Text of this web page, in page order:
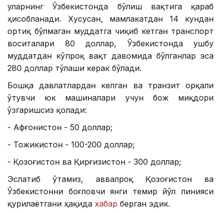
уларнинг Ўзбекистонда бўлиш вақтига қараб
ҳисобланади. Хусусан, мамлакатдан 14 кундан
ортиқ бўлмаган муддатга чиқиб кетган транспорт
воситалари 80 доллар, Ўзбекистонда ушбу
муддатдан кўпроқ вақт давомида бўлганлар эса
280 доллар тўлаши керак бўлади.
Бошқа давлатлардан келган ва транзит орқали
ўтувчи юк машиналари учун бож миқдори
ўзгаришсиз қолади:
- Афғонистон - 50 доллар;
- Тожикистон - 100-200 доллар;
- Қозоғистон ва Қирғизистон - 300 доллар;
Эслатиб ўтамиз, аввалроқ Қозоғистон ва
Ўзбекистонни боғловчи янги темир йўл линияси
қурилаётгани ҳақида хабар берган эдик.